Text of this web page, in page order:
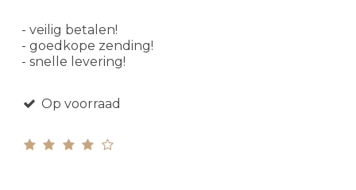
- veilig betalen!
- goedkope zending!
- snelle levering!
Op voorraad